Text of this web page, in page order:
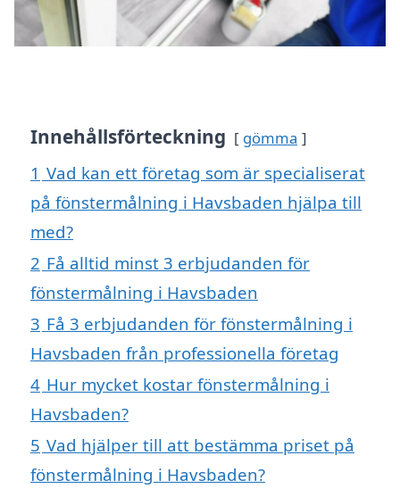
Innehållsförteckning gömma
1 Vad kan ett företag som är specialiserat
på fönstermålning i Havsbaden hjälpa till
med?
2 Få alltid minst 3 erbjudanden för
fönstermålning i Havsbaden
3 Få 3 erbjudanden för fönstermålning i
Havsbaden från professionella företag
4 Hur mycket kostar fönstermålning i
Havsbaden?
5 Vad hjälper till att bestämma priset på
fönstermålning i Havsbaden?